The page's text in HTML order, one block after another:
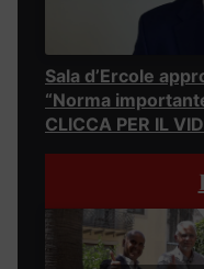
Sala d’Ercole
“Norma
CLICCA PER IL